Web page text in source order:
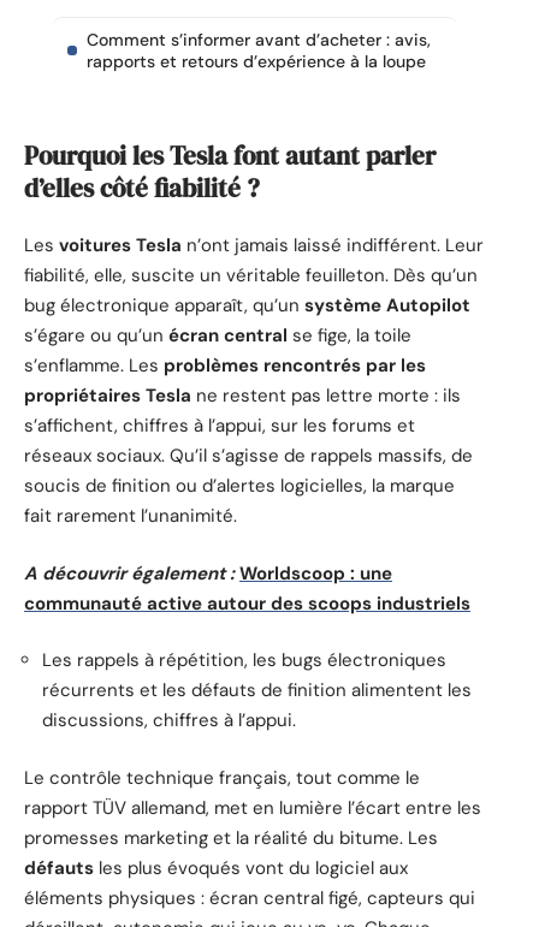
Comment s’informer avant d’acheter : avis,
rapports et retours d’expérience à la loupe
Pourquoi les Tesla font autant parler
d’elles côté fiabilité ?
Les voitures Tesla n’ont jamais laissé indifférent. Leur
fiabilité, elle, suscite un véritable feuilleton. Dès qu’un
bug électronique apparaît, qu’un système Autopilot
s’égare ou qu’un écran central se fige, la toile
s’enflamme. Les problèmes rencontrés par les
propriétaires Tesla ne restent pas lettre morte : ils
s’affichent, chiffres à l’appui, sur les forums et
réseaux sociaux. Qu’il s’agisse de rappels massifs, de
soucis de finition ou d’alertes logicielles, la marque
fait rarement l’unanimité.
A découvrir également : Worldscoop : une
communauté active autour des scoops industriels
Les rappels à répétition, les bugs électroniques
récurrents et les défauts de finition alimentent les
discussions, chiffres à l’appui.
Le contrôle technique français, tout comme le
rapport TÜV allemand, met en lumière l’écart entre les
promesses marketing et la réalité du bitume. Les
défauts les plus évoqués vont du logiciel aux
éléments physiques : écran central figé, capteurs qui